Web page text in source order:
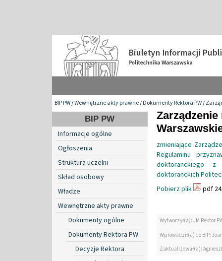
BIP PW/Wewnętrzne akty prawne/Dokumenty Rektora PW/
BIP PW
Informacje ogólne
Ogłoszenia
Struktura uczelni
Skład osobowy
Władze
Wewnętrzne akty prawne
Dokumenty ogólne
Dokumenty Rektora PW
Decyzje Rektora
zmieniające
Regulaminu
doktoranckiego z
doktoranckich
Pobierz plik
pdf
Wytworzył(a): JM Rektor
Wprowadził(a) do BIP:
Zaktualizował(a):